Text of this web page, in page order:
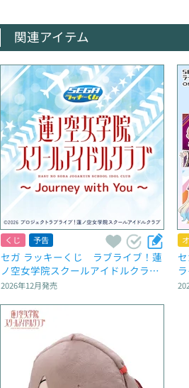
関連アイテム
くじ 予告
セガ ラッキーくじ　ラブライブ！蓮
ノ空女学院スクールアイドルクラブ
～Journey with You～
2026年12月発売